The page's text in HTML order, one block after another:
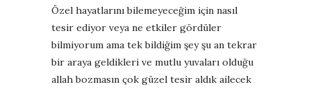
Özel hayatlarını bilemeyeceğim için nasıl
tesir ediyor veya ne etkiler gördüler
bilmiyorum ama tek bildiğim şey şu an tekrar
bir araya geldikleri ve mutlu yuvaları olduğu
allah bozmasın çok güzel tesir aldık ailecek